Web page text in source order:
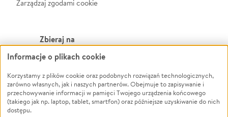
Zarządzaj zgodami cookie
Zbieraj na
Leczenie
Zwierzęta
Pożar
Ukraina
Powódź
Wichura
NGO
Informacje o plikach cookie
Korzystamy z plików cookie oraz podobnych rozwiązań technologicznych,
zarówno własnych, jak i naszych partnerów. Obejmuje to zapisywanie i
przechowywanie informacji w pamięci Twojego urządzenia końcowego
(takiego jak np. laptop, tablet, smartfon) oraz późniejsze uzyskiwanie do nich
dostępu.